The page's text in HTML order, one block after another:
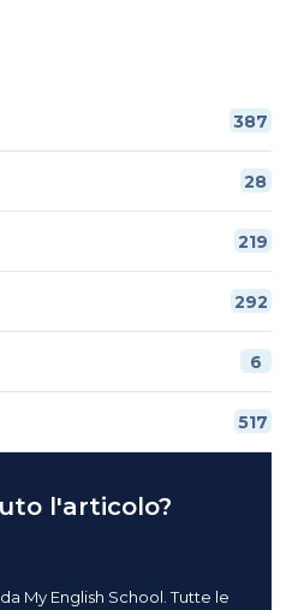
387
28
219
292
6
517
l'articolo?
My English School. Tutte le